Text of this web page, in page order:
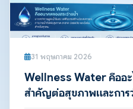
31 พฤษภาคม 2026
Wellness Water คืออ
สำคัญต่อสุขภาพและการ